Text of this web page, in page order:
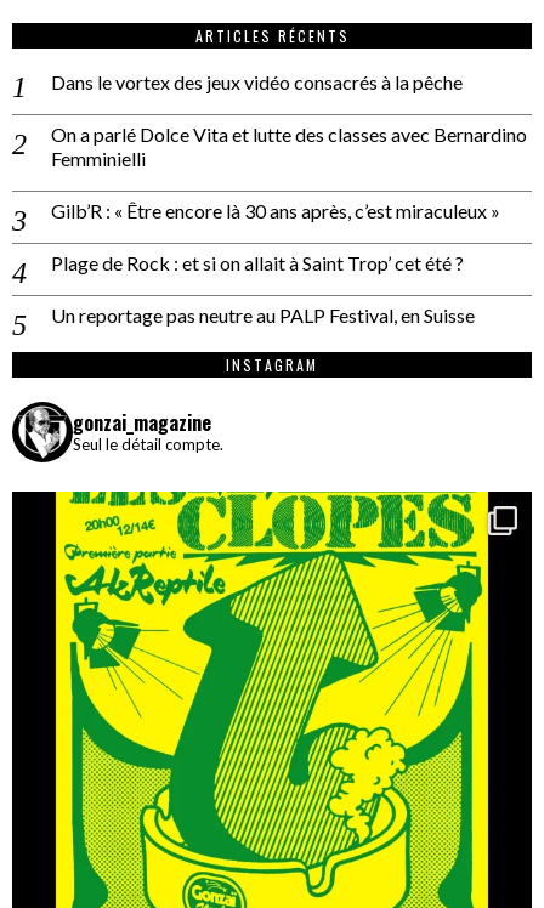
ARTICLES RÉCENTS
Dans le vortex des jeux vidéo consacrés à la pêche
On a parlé Dolce Vita et lutte des classes avec Bernardino
Femminielli
Gilb’R : « Être encore là 30 ans après, c’est miraculeux »
Plage de Rock : et si on allait à Saint Trop’ cet été ?
Un reportage pas neutre au PALP Festival, en Suisse
INSTAGRAM
gonzai_magazine
Seul le détail compte.